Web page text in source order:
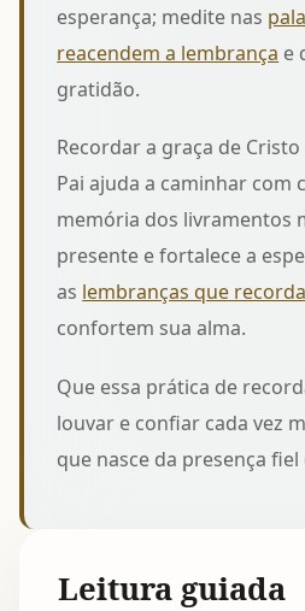
esperança; medite nas
reacendem a lembrança e
gratidão.
Recordar a graça de
Pai ajuda a caminhar com
memória dos livramentos
presente e fortalece a
as lembranças que
confortem sua alma.
Que essa prática de
louvar e confiar cada vez
que nasce da presença fiel
Leitura guiada